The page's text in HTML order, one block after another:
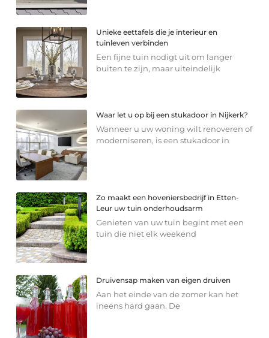
Unieke eettafels die je interieur en
tuinleven verbinden
Een fijne tuin nodigt uit om langer
buiten te zijn, maar uiteindelijk
Waar let u op bij een stukadoor in Nijkerk?
Wanneer u uw woning wilt renoveren of
moderniseren, is een stukadoor in
Zo maakt een hoveniersbedrijf in Etten-
Leur uw tuin onderhoudsarm
Genieten van uw tuin begint met een
tuin die niet elk weekend
Druivensap maken van eigen druiven
Aan het einde van de zomer kan het
ineens hard gaan. De